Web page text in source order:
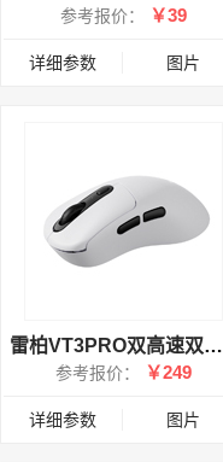
参考报价： ￥39
详细参数 图片
雷柏VT3PRO双高速双模版中大手型轻量化无线游戏鼠标
参考报价： ￥249
详细参数 图片